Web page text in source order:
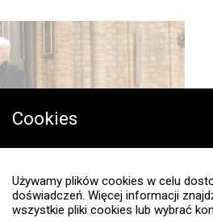
Pawła II/Karol Majcher
Cookies
Używamy plików cookies w celu
doświadczeń. Więcej informacji
wszystkie pliki cookies lub wybrać